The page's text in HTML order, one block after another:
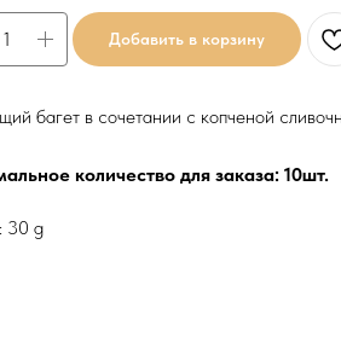
Добавить в корзину
багет в сочетании с копченой
количество для заказа: 10шт.
30 g